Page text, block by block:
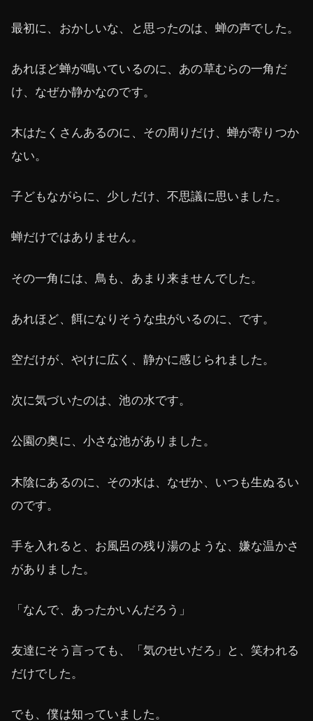
最初に、おかしいな、と思ったのは、蝉の声でした。
あれほど蝉が鳴いているのに、あの草むらの一角だ
け、なぜか静かなのです。
木はたくさんあるのに、その周りだけ、蝉が寄りつか
ない。
子どもながらに、少しだけ、不思議に思いました。
蝉だけではありません。
その一角には、鳥も、あまり来ませんでした。
あれほど、餌になりそうな虫がいるのに、です。
空だけが、やけに広く、静かに感じられました。
次に気づいたのは、池の水です。
公園の奥に、小さな池がありました。
木陰にあるのに、その水は、なぜか、いつも生ぬるい
のです。
手を入れると、お風呂の残り湯のような、嫌な温かさ
がありました。
「なんで、あったかいんだろう」
友達にそう言っても、「気のせいだろ」と、笑われる
だけでした。
でも、僕は知っていました。